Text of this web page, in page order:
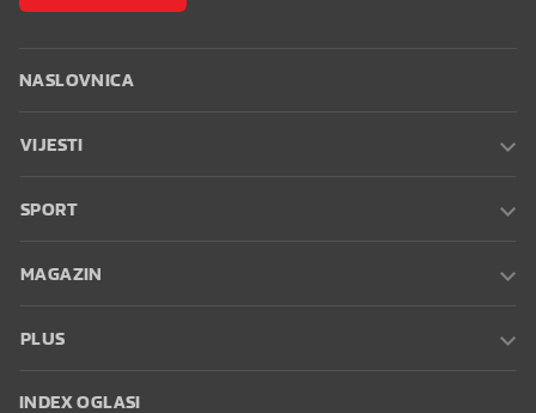
NASLOVNICA
VIJESTI
SPORT
MAGAZIN
PLUS
INDEX OGLASI